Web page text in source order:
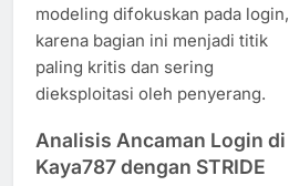
modeling difokuskan pada login,
karena bagian ini menjadi titik
paling kritis dan sering
dieksploitasi oleh penyerang.
Analisis Ancaman Login di
Kaya787 dengan STRIDE